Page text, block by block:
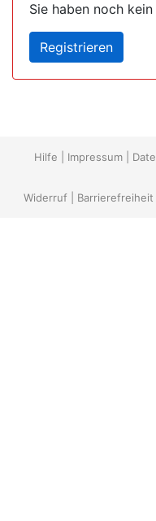
Sie haben noch
Registrieren
Hilfe Impressum
Widerruf| Barrierefreiheit